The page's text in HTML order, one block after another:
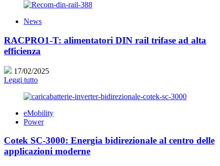
News
RACPRO1-T: alimentatori DIN rail trifase ad alta
efficienza
17/02/2025
Leggi tutto
eMobility
Power
Cotek SC-3000: Energia bidirezionale al centro delle
applicazioni moderne